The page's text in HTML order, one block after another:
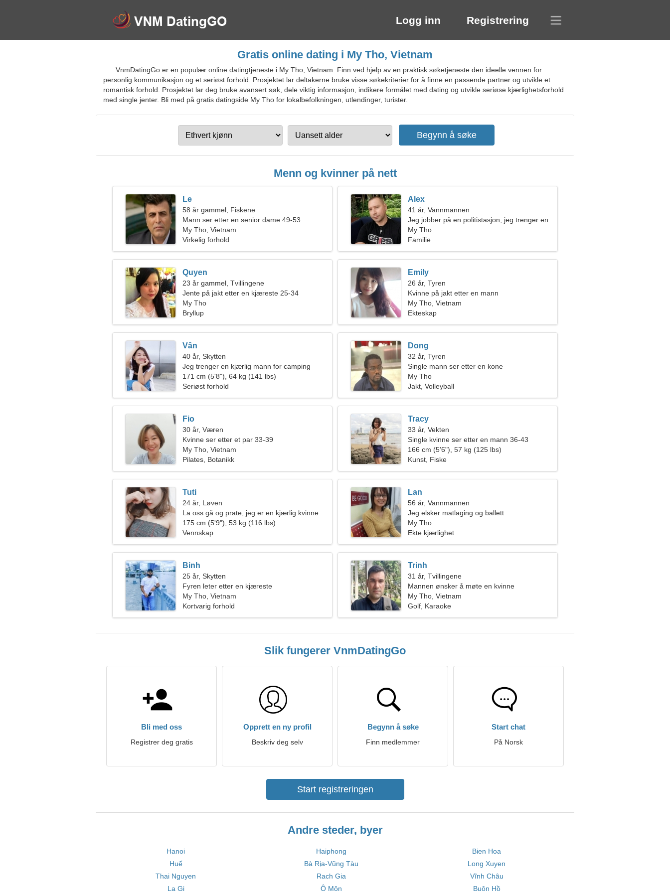
Logg inn Registrering
Gratis online dating i My Tho, Vietnam
VnmDatingGo er en populær online datingtjeneste i My Tho, Vietnam. Finn ved hjelp av en praktisk søketjeneste den ideelle vennen for
personlig kommunikasjon og et seriøst forhold. Prosjektet lar deltakerne bruke visse søkekriterier for å finne en passende partner og utvikle et
romantisk forhold. Prosjektet lar deg bruke avansert søk, dele viktig informasjon, indikere formålet med dating og utvikle seriøse kjærlighetsforhold
med single jenter. Bli med på gratis datingside My Tho for lokalbefolkningen, utlendinger, turister.
Menn og kvinner på nett
Le
58 år gammel, Fiskene
Mann ser etter en senior dame 49-53
My Tho, Vietnam
Virkelig forhold
Alex
41 år, Vannmannen
Jeg jobber på en politistasjon, jeg trenger en
sensuell kvinne
My Tho
Familie
Quyen
23 år gammel, Tvillingene
Jente på jakt etter en kjæreste 25-34
My Tho
Bryllup
Emily
26 år, Tyren
Kvinne på jakt etter en mann
My Tho, Vietnam
Ekteskap
Vân
40 år, Skytten
Jeg trenger en kjærlig mann for camping
171 cm (5'8"), 64 kg (141 lbs)
Seriøst forhold
Dong
32 år, Tyren
Single mann ser etter en kone
My Tho
Jakt, Volleyball
Fio
30 år, Væren
Kvinne ser etter et par 33-39
My Tho, Vietnam
Pilates, Botanikk
Tracy
33 år, Vekten
Single kvinne ser etter en mann 36-43
166 cm (5'6"), 57 kg (125 lbs)
Kunst, Fiske
Tuti
24 år, Løven
La oss gå og prate, jeg er en kjærlig kvinne
175 cm (5'9"), 53 kg (116 lbs)
Vennskap
Lan
56 år, Vannmannen
Jeg elsker matlaging og ballett
My Tho
Ekte kjærlighet
Binh
25 år, Skytten
Fyren leter etter en kjæreste
My Tho, Vietnam
Kortvarig forhold
Trinh
31 år, Tvillingene
Mannen ønsker å møte en kvinne
My Tho, Vietnam
Golf, Karaoke
Slik fungerer VnmDatingGo
Bli med oss
Registrer deg gratis
Opprett en ny profil
Beskriv deg selv
Begynn å søke
Finn medlemmer
Start chat
På Norsk
Start registreringen
Andre steder, byer
Hanoi Haiphong
Bien Hoa
Huế
Bà Rịa-Vũng Tàu
Long Xuyen
Thai Nguyen
Rach Gia
Vĩnh Châu
La Gi
Ô Môn Buôn Hồ